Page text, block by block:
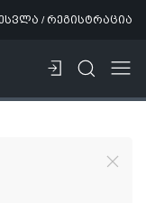
/ რეგისტრაცია